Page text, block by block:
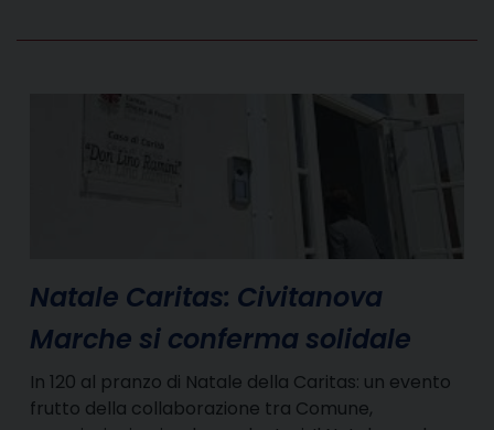
Natale Caritas: Civitanova
Marche si conferma solidale
In 120 al pranzo di Natale della Caritas: un evento
frutto della collaborazione tra Comune,